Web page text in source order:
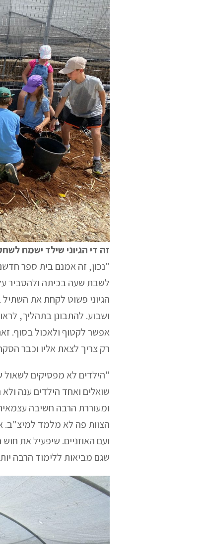
זה די הגיוני שילד ישמח
"נכון, זה אמנם בית ספר
לשבת שעה בכיתה ולהסביר
הגיוני פשוט לקחת את
ושבוע. להתבונן בתהליך,
אפשר לקטוף ולאכול בסוף.
רק צריך לצאת אליו וכבר
"הילדים לא מפסיקים
שואלים ואחד הילדים ענה
ומעוררת הרבה חשיבה
הצוות פה לא מלמד למיצ"ב.
ועם האוזניים. שיפעיל את
שגם מביאות ללימוד הרבה